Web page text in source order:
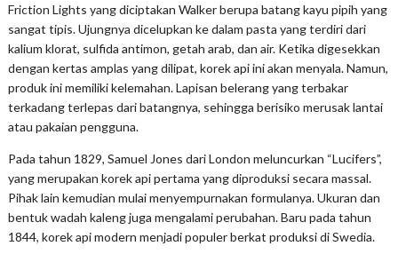
Friction Lights yang diciptakan Walker berupa batang kayu pipih yang
sangat tipis. Ujungnya dicelupkan ke dalam pasta yang terdiri dari
kalium klorat, sulfida antimon, getah arab, dan air. Ketika digesekkan
dengan kertas amplas yang dilipat, korek api ini akan menyala. Namun,
produk ini memiliki kelemahan. Lapisan belerang yang terbakar
terkadang terlepas dari batangnya, sehingga berisiko merusak lantai
atau pakaian pengguna.
Pada tahun 1829, Samuel Jones dari London meluncurkan “Lucifers”,
yang merupakan korek api pertama yang diproduksi secara massal.
Pihak lain kemudian mulai menyempurnakan formulanya. Ukuran dan
bentuk wadah kaleng juga mengalami perubahan. Baru pada tahun
1844, korek api modern menjadi populer berkat produksi di Swedia.